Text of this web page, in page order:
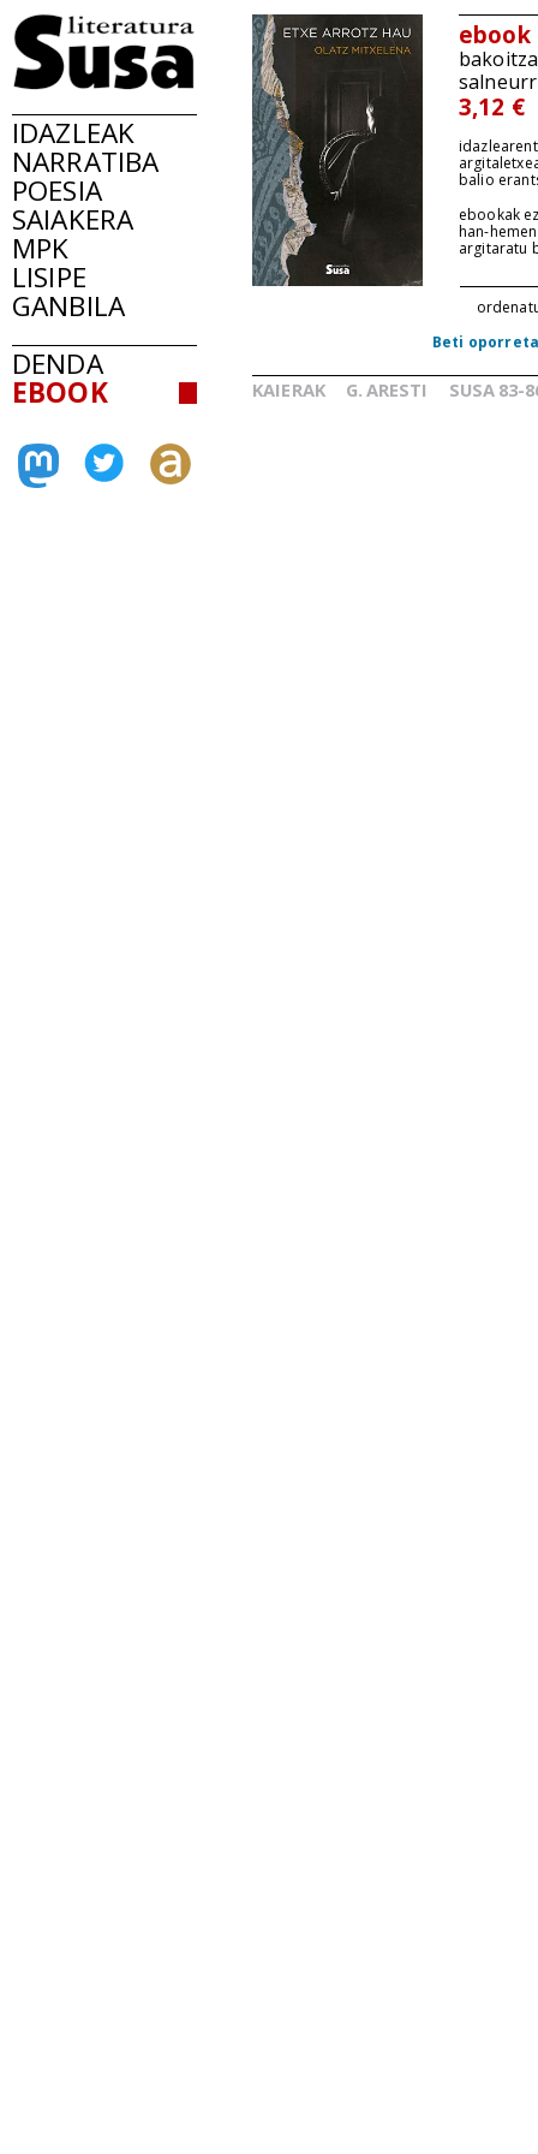
IDAZLEAK
NARRATIBA
POESIA
SAIAKERA
MPK
LISIPE
GANBILA
DENDA
EBOOK
ebook
3,12 €
balio
ebookak
han-
argitaratu
Beti
KAIERAK G. ARESTI SUSA 83-